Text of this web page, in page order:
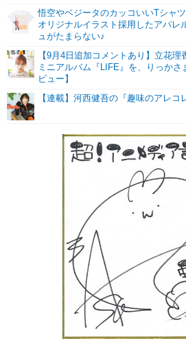
悟空やベジータのカッコいいTシャ
オリジナルイラスト採用したアパレ
ュがたまらない♪
【9月4日追加コメントあり】立花
ミニアルバム『LIFE』を、りっかさ
ビュー】
【連載】河西健吾の『趣味のアレコ